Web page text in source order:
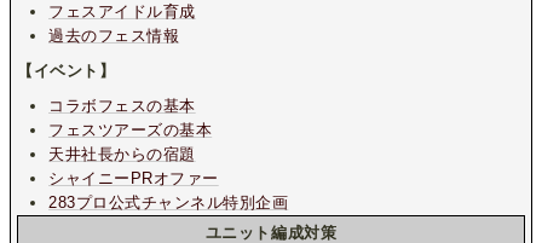
フェスアイドル育成
過去のフェス情報
【イベント】
コラボフェスの基本
フェスツアーズの基本
天井社長からの宿題
シャイニーPRオファー
283プロ公式チャンネル特別企画
ユニット編成対策